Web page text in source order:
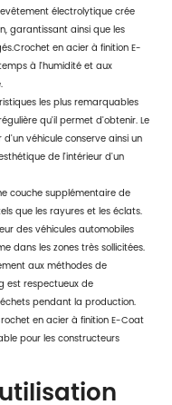
électrolytique crée
garantissant ainsi que les
Crochet en acier à finition E-
à l'humidité et aux
les plus remarquables
qu'il permet d'obtenir. Le
véhicule conserve ainsi un
de l'intérieur d'un
couche supplémentaire de
que les rayures et les éclats.
des véhicules automobiles
dans les zones très sollicitées.
aux méthodes de
est respectueux de
pendant la production.
en acier à finition E-Coat
pour les constructeurs